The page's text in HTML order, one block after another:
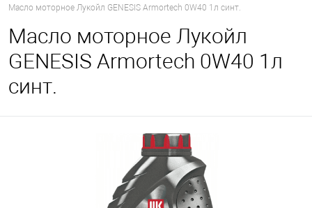
Масло моторное Лукойл GENESIS Armortech 0W40 1л синт.
Масло моторное Лукойл
GENESIS Armortech 0W40 1л
синт.